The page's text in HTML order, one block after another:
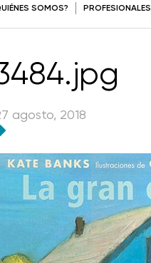
SOMOS? PROFESIONALES
agosto, 2018